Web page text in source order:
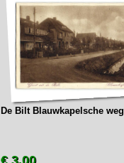
De Bilt Blauwkapelsche weg
€ 3,00